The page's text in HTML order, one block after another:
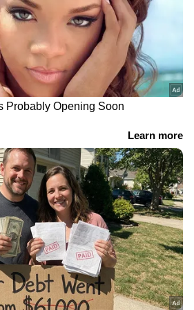
എവിടെയും
വാർത്തകൾ ലഭിക്കാൻ